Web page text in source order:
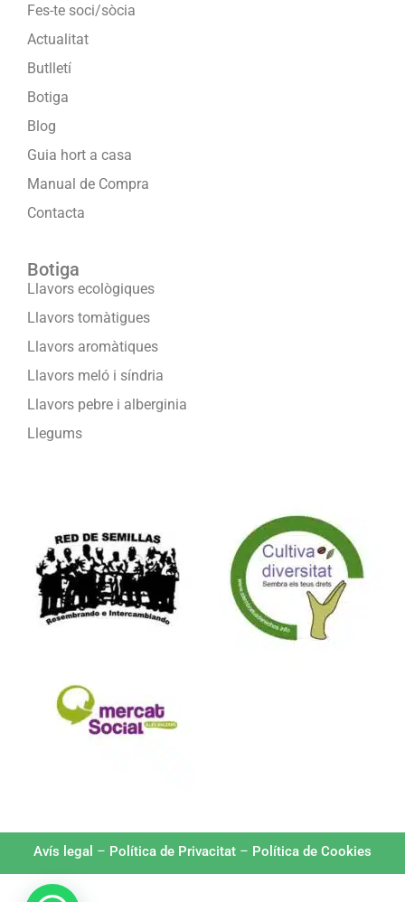
Fes-te soci/sòcia
Actualitat
Butlletí
Botiga
Blog
Guia hort a casa
Manual de Compra
Contacta
Botiga
Llavors ecològiques
Llavors tomàtigues
Llavors aromàtiques
Llavors meló i síndria
Llavors pebre i alberginia
Llegums
Avís legal – Política de Privacitat – Política de Cookies